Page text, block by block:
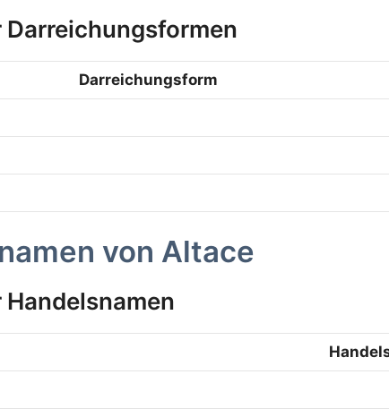
Darreichungsformen
Darreichungsform
von Altace
Handelsnamen